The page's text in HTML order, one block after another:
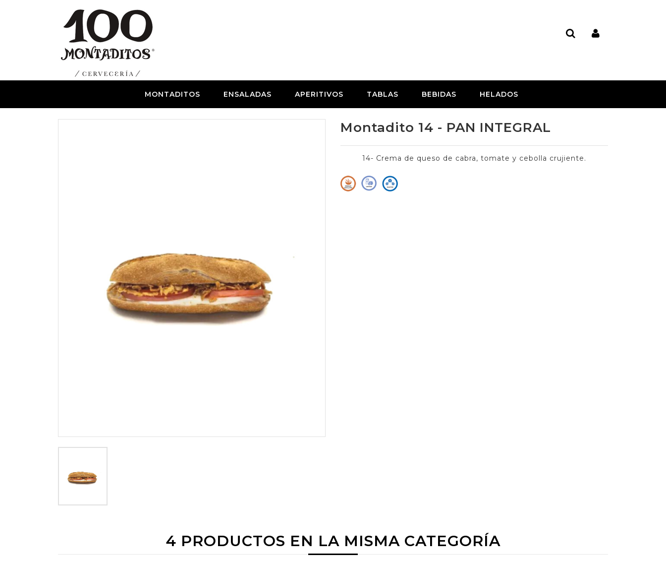
MONTADITOS ENSALADAS APERITIVOS TABLAS BEBIDAS HELADOS
Montadito 14 - PAN INTEGRAL
14- Crema de queso de cabra, tomate y cebolla crujiente.
4 PRODUCTOS EN LA MISMA CATEGORÍA